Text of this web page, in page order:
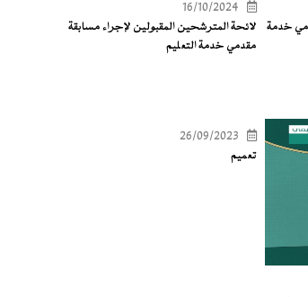
خدمة
16/10/2024
لائحة المترشحين المقبولين لإجراء مسابقة
مقدمي خدمة التعليم
26/09/2023
تعميم